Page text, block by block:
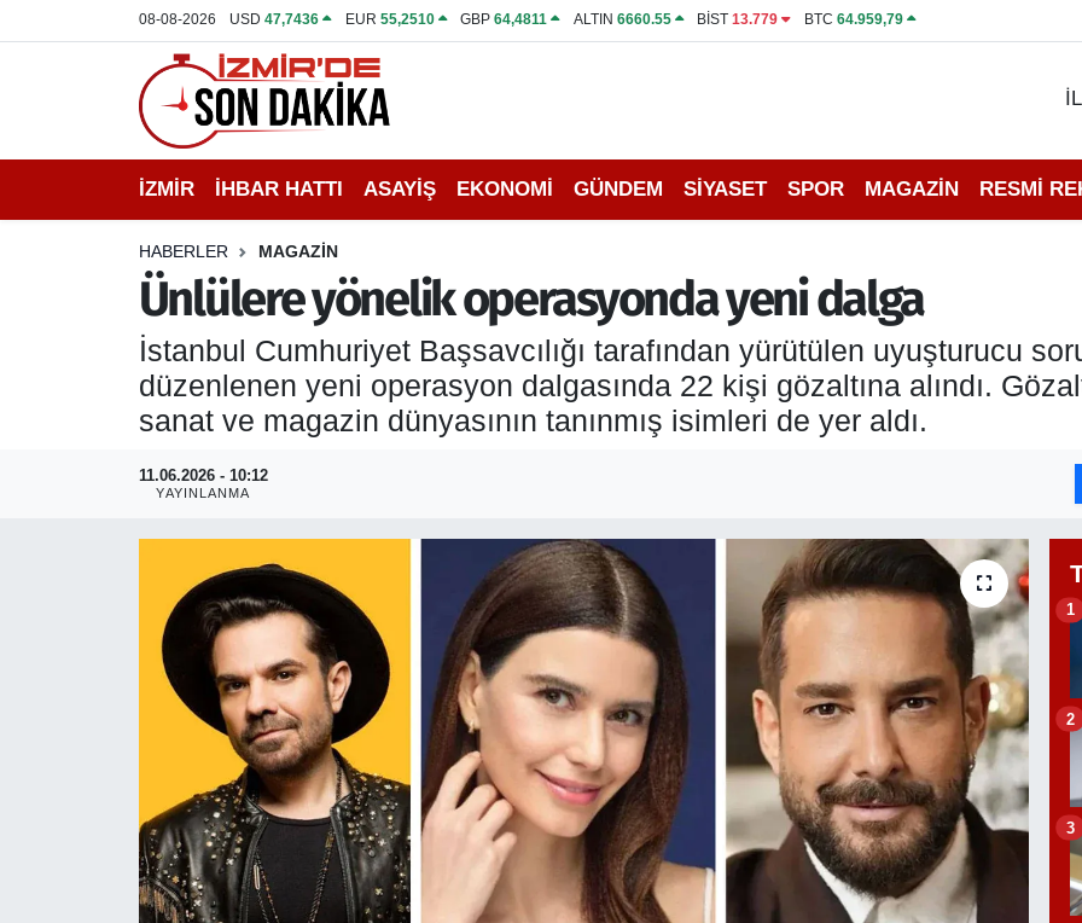
08-08-2026 USD47,7436 EUR 55,2510 GBP64,4811 ALTIN 6660.55 BİST13.779 BTC 64.959,79
İZMİR İHBAR HATTI ASAYİŞ EKONOMİ GÜNDEM SİYASET SPOR MAGAZİN RESMİ
HABERLER MAGAZİN
Ünlülere yönelik operasyonda yeni dalga
İstanbul Cumhuriyet Başsavcılığı tarafından yürütülen uyuşturucu
düzenlenen yeni operasyon dalgasında 22 kişi gözaltına alındı.
sanat ve magazin dünyasının tanınmış isimleri de yer aldı.
11.06.2026 - 10:12
YAYINLANMA
1
2
3
İHBAR HATTI
DEPREM
EKONOMİ
SİYASET
RESMİ REKLAM
İzmir Nöbetçi Eczaneler
İzmir Hava Durumu
İzmir Namaz Vakitleri
İzmir Trafik Yoğunluk Haritası
Puan Durumu ve Fikstür
Tüm Manşetler